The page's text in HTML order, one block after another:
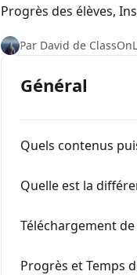
Progrès des élèves,
Par David de
Général
Quels contenus
Quelle est la
Téléchargement
Progrès et Temps